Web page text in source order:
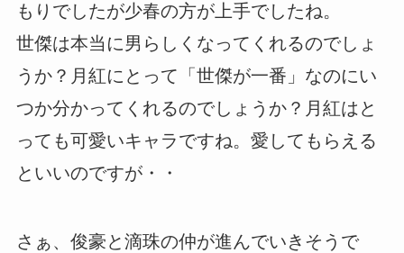
もりでしたが少春の方が上手でしたね。
世傑は本当に男らしくなってくれるのでしょ
うか？月紅にとって「世傑が一番」なのにい
つか分かってくれるのでしょうか？月紅はと
っても可愛いキャラですね。愛してもらえる
といいのですが・・
さぁ、俊豪と滴珠の仲が進んでいきそうで